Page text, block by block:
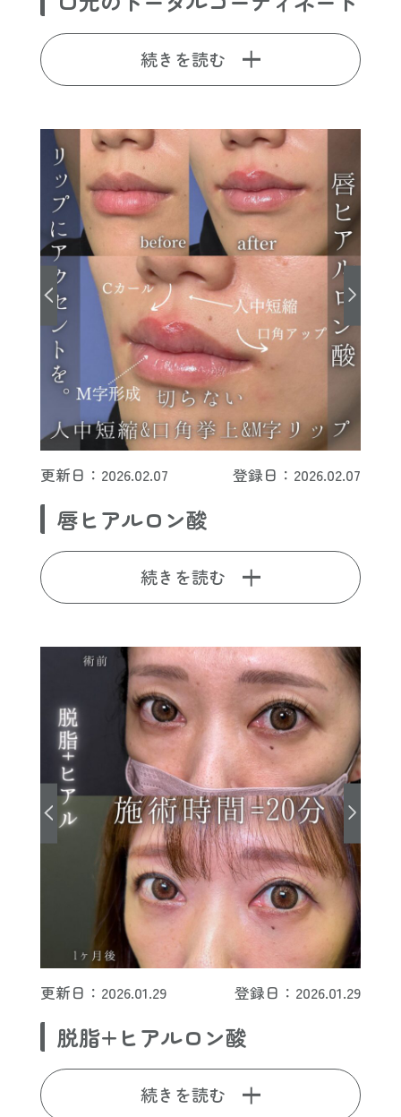
続きを読む
更新日：2026.02.07 登録日：2026.02.07
唇ヒアルロン酸
続きを読む
更新日：2026.01.29 登録日：2026.01.29
脱脂+ヒアルロン酸
続きを読む